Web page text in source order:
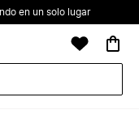
en un solo lugar